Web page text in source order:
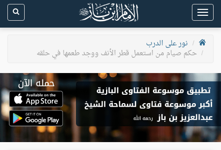
Toggle
navigation
نور على الدرب
حكم صيام من استعمل قطر الأنف ووجد طعمها في حلقه